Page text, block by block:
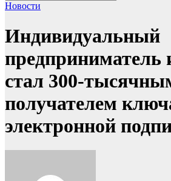
Новости
Индивидуальный
стал 300-
получателем
электронной